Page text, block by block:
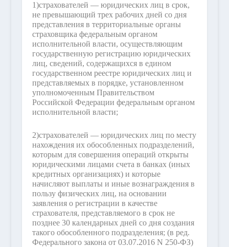
1)страхователей — юридических лиц в срок,
не превышающий трех рабочих дней со дня
представления в территориальные органы
страховщика федеральным органом
исполнительной власти, осуществляющим
государственную регистрацию юридических
лиц, сведений, содержащихся в едином
государственном реестре юридических лиц и
представляемых в порядке, установленном
уполномоченным Правительством
Российской Федерации федеральным органом
исполнительной власти;
2)страхователей — юридических лиц по месту
нахождения их обособленных подразделений,
которым для совершения операций открыты
юридическими лицами счета в банках (иных
кредитных организациях) и которые
начисляют выплаты и иные вознаграждения в
пользу физических лиц, на основании
заявления о регистрации в качестве
страхователя, представляемого в срок не
позднее 30 календарных дней со дня создания
такого обособленного подразделения; (в ред.
Федерального закона от 03.07.2016 N 250-ФЗ)